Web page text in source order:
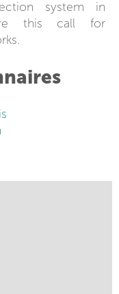
system in
this call for